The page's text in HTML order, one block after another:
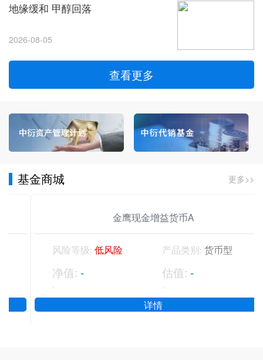
地缘缓和 甲醇回落
2026-08-05
查看更多
基金商城 更多>>
金鹰现金增益货币A
风险等级:低风险 产品类别:货币型
净值:- 估值:-
详情